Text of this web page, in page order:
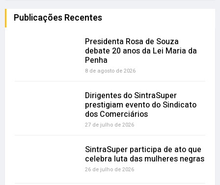
Publicações Recentes
Presidenta Rosa de Souza
debate 20 anos da Lei Maria da
Penha
8 de agosto de 2026
Dirigentes do SintraSuper
prestigiam evento do Sindicato
dos Comerciários
27 de julho de 2026
SintraSuper participa de ato que
celebra luta das mulheres negras
26 de julho de 2026